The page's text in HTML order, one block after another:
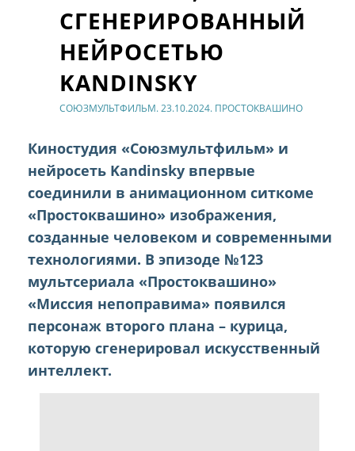
СГЕНЕРИРОВАННЫЙ
НЕЙРОСЕТЬЮ
KANDINSKY
СОЮЗМУЛЬТФИЛЬМ. 23.10.2024. ПРОСТОКВАШИНО
Киностудия «Союзмультфильм» и
нейросеть Kandinsky впервые
соединили в анимационном ситкоме
«Простоквашино» изображения,
созданные человеком и современными
технологиями. В эпизоде №123
мультсериала «Простоквашино»
«Миссия непоправима» появился
персонаж второго плана – курица,
которую сгенерировал искусственный
интеллект.